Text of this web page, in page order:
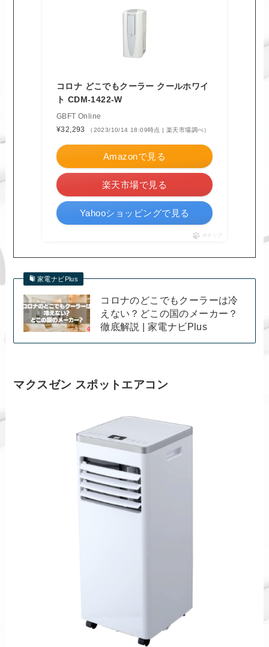
コロナ どこでもクーラー クールホワイ
ト CDM-1422-W
GBFT Online
¥32,293
（2023/10/14 18:09時点 | 楽天市場調べ）
Amazonで見る
楽天市場で見る
Yahooショッピングで見る
ポチップ
家電ナビPlus
コロナのどこでもクーラーは冷
えない？どこの国のメーカー？
徹底解説 | 家電ナビPlus
マクスゼン スポットエアコン